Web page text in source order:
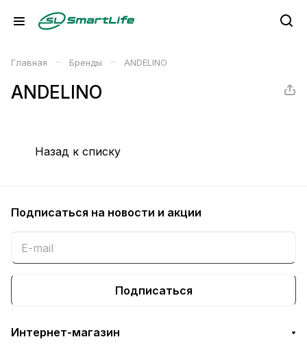
Главная – Бренды – ANDELINO
ANDELINO
Назад к списку
Подписаться на новости и акции
Подписаться
Интернет-магазин